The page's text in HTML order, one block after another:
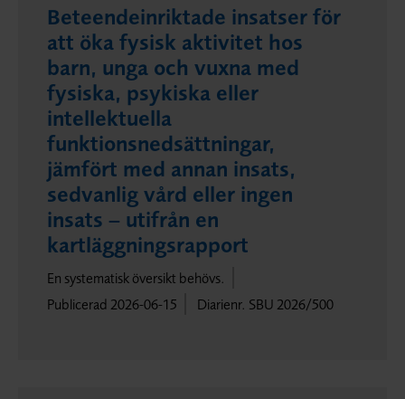
Beteendeinriktade insatser för
att öka fysisk aktivitet hos
barn, unga och vuxna med
fysiska, psykiska eller
intellektuella
funktionsnedsättningar,
jämfört med annan insats,
sedvanlig vård eller ingen
insats – utifrån en
kartläggningsrapport
En systematisk översikt behövs.
Publicerad 2026-06-15
Diarienr. SBU 2026/500